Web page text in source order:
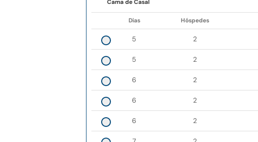
Cama de Casal
Dias Hóspedes
5 2
5 2
6 2
6 2
6 2